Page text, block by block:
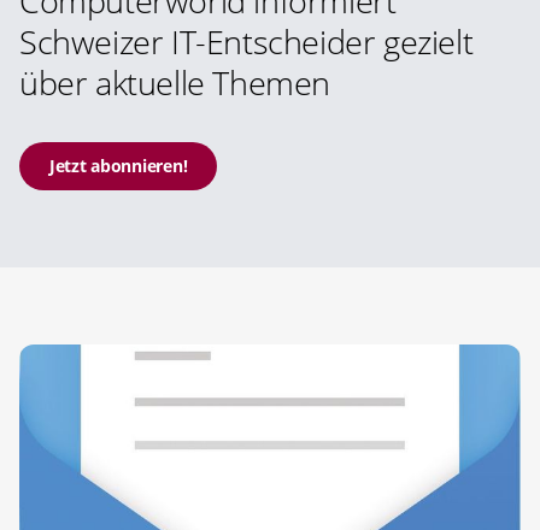
Schweizer IT-Entscheider gezielt
über aktuelle Themen
Jetzt abonnieren!